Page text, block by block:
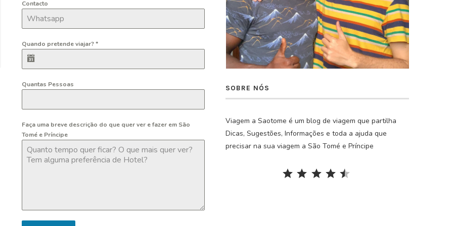
Contacto
Quando pretende viajar?*
Quantas Pessoas
Faça uma breve descrição do que quer ver e fazer em São
Tomé e Príncipe
SOBRE NÓS
Viagem a Saotome é um blog de viagem que partilha
Dicas, Sugestões, Informações e toda a ajuda que
precisar na sua viagem a São Tomé e Príncipe